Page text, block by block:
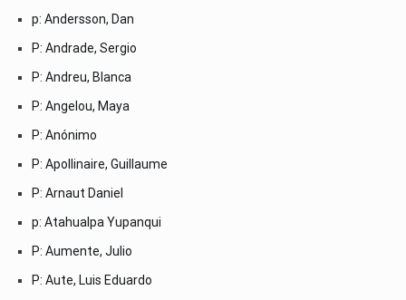
p: Andersson, Dan
P: Andrade, Sergio
P: Andreu, Blanca
P: Angelou, Maya
P: Anónimo
P: Apollinaire, Guillaume
P: Arnaut Daniel
p: Atahualpa Yupanqui
P: Aumente, Julio
P: Aute, Luis Eduardo